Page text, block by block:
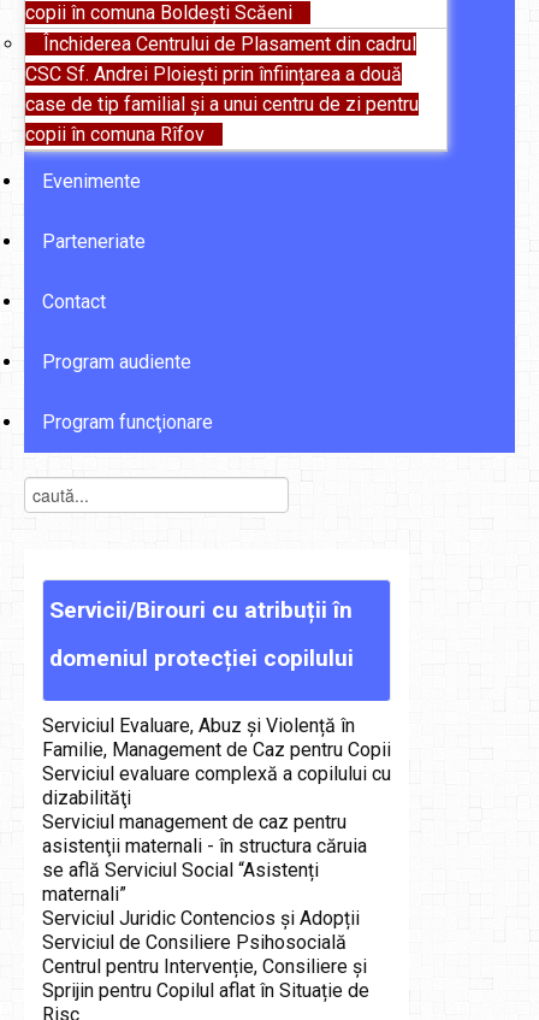
copii în comuna Boldești Scăeni
Închiderea Centrului de Plasament din cadrul
CSC Sf. Andrei Ploiești prin înființarea a două
case de tip familial și a unui centru de zi pentru
copii în comuna Rîfov
Evenimente
Parteneriate
Contact
Program audiente
Program funcţionare
Servicii/Birouri cu atribuții în
domeniul protecției copilului
Serviciul Evaluare, Abuz și Violență în
Familie, Management de Caz pentru Copii
Serviciul evaluare complexă a copilului cu
dizabilităţi
Serviciul management de caz pentru
asistenţii maternali - în structura căruia
se află Serviciul Social “Asistenți
maternali”
Serviciul Juridic Contencios și Adopții
Serviciul de Consiliere Psihosocială
Centrul pentru Intervenție, Consiliere și
Sprijin pentru Copilul aflat în Situație de
Risc